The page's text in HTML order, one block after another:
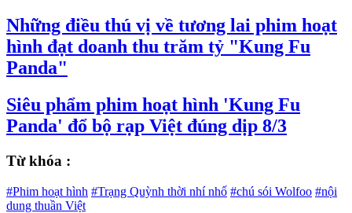
Những điều thú vị về tương lai phim hoạt
hình đạt doanh thu trăm tỷ "Kung Fu
Panda"
Siêu phẩm phim hoạt hình 'Kung Fu
Panda' đổ bộ rạp Việt đúng dịp 8/3
Từ khóa :
#Phim hoạt hình #Trạng Quỳnh thời nhí nhố #chú sói Wolfoo #nội
dung thuần Việt